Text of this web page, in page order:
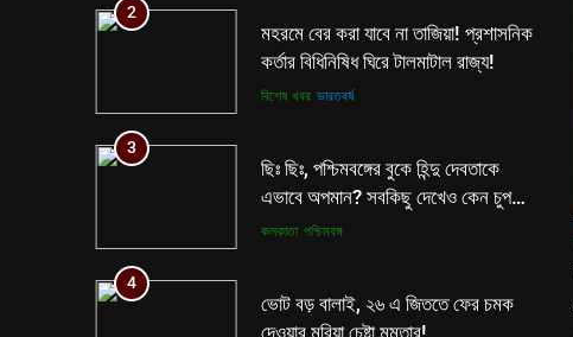
2
মহরমে বের করা যাবে না তাজিয়া! প্রশাসনিক
কর্তার বিধিনিষিধ ঘিরে টালমাটাল রাজ্য!
বিশেষ খবর ভারতবর্ষ
3
ছিঃ ছিঃ, পশ্চিমবঙ্গের বুকে হিন্দু দেবতাকে
এভাবে অপমান? সবকিছু দেখেও কেন চুপ
মমতা পুলিশ?
কলকাতা পশ্চিমবঙ্গ
4
ভোট বড় বালাই, ২৬ এ জিততে ফের চমক